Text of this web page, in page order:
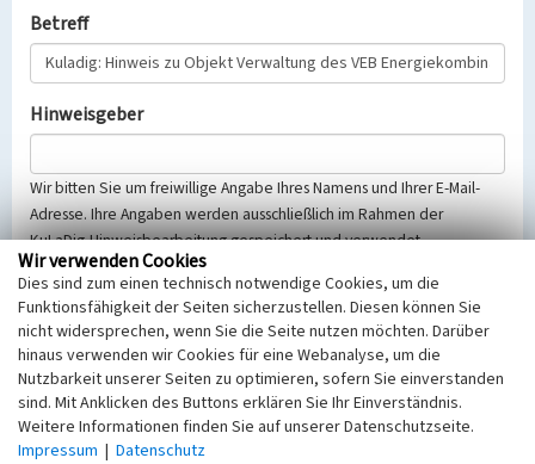
Betreff
Hinweisgeber
Wir bitten Sie um freiwillige Angabe Ihres Namens und Ihrer E-Mail-
Adresse. Ihre Angaben werden ausschließlich im Rahmen der
KuLaDig-Hinweisbearbeitung gespeichert und verwendet.
Selbstverständlich werden diese entsprechend der Vorschriften des
Telemediengesetzes, des Datenschutzgesetzes NRW und der seit
dem 25.05.2018 gültigen Europäischen Datenschutzgrundverordnung
(EU-DSGVO) vertraulich behandelt, beachten Sie bitte unsere
Hinweise zumDatenschutz
Nachricht
Wir verwenden Cookies
Dies sind zum einen technisch notwendige Cookies, um die
Funktionsfähigkeit der Seiten sicherzustellen. Diesen können Sie
nicht widersprechen, wenn Sie die Seite nutzen möchten. Darüber
hinaus verwenden wir Cookies für eine Webanalyse, um die
Nutzbarkeit unserer Seiten zu optimieren, sofern Sie einverstanden
sind. Mit Anklicken des Buttons erklären Sie Ihr Einverständnis.
Weitere Informationen finden Sie auf unserer Datenschutzseite.
Impressum | Datenschutz